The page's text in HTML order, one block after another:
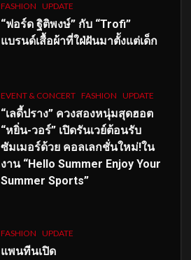
FASHION UPDATE
“ฟอร์ด ฐิติพงษ์” กับ “Trofi”
แบรนด์เสื้อผ้าที่ใฝ่ฝันมาตั้งแต่เด็ก
EVENT & CONCERT FASHION UPDATE
“เลดี้ปราง” ควงสองหนุ่มสุดฮอต
“หยิ่น-วอร์” เปิดรันเวย์ต้อนรับ
ซัมเมอร์ด้วย คอลเลกชั่นใหม่!ใน
งาน “Hello Summer Enjoy Your
Summer Sports”
FASHION UPDATE
แพนทีนเปิด